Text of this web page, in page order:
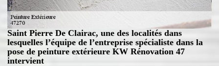
Saint Pierre De Clairac, une des localités dans
lesquelles l’équipe de l’entreprise spécialiste dans la
pose de peinture extérieure KW Rénovation 47
intervient